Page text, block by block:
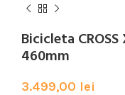
Bicicleta
460mm
3.499,00 lei